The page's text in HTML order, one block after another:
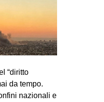
“diritto
da tempo.
nazionali e